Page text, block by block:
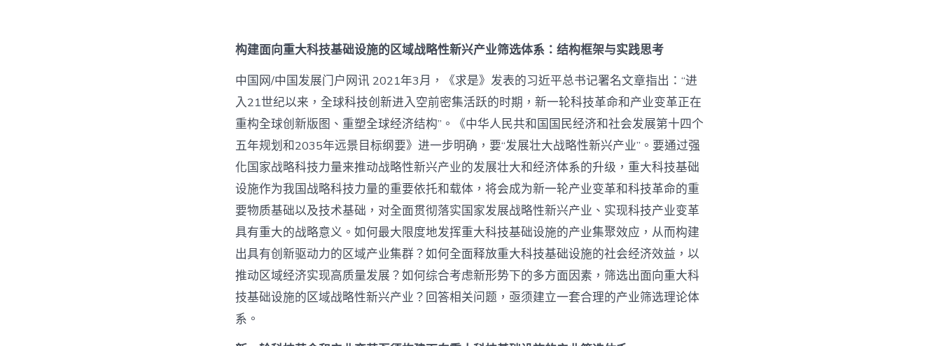
重
大
科
技
基
础
设
施
查
包
養
行
情
的
区
域
战
略
性
产
构建面向重大科技基础设施的区域战略性新兴产业筛选体系：结构框架与实践思考
中国网/中国发展门户网讯 2021年3月，《求是》发表的习近平总书记署名文章指出：“进
入21世纪以来，全球科技创新进入空前密集活跃的时期，新一轮科技革命和产业变革正在
重构全球创新版图、重塑全球经济结构”。《中华人民共和国国民经济和社会发展第十四个
五年规划和2035年远景目标纲要》进一步明确，要“发展壮大战略性新兴产业”。要通过强
化国家战略科技力量来推动战略性新兴产业的发展壮大和经济体系的升级，重大科技基础
设施作为我国战略科技力量的重要依托和载体，将会成为新一轮产业变革和科技革命的重
要物质基础以及技术基础，对全面贯彻落实国家发展战略性新兴产业、实现科技产业变革
具有重大的战略意义。如何最大限度地发挥重大科技基础设施的产业集聚效应，从而构建
出具有创新驱动力的区域产业集群？如何全面释放重大科技基础设施的社会经济效益，以
推动区域经济实现高质量发展？如何综合考虑新形势下的多方面因素，筛选出面向重大科
技基础设施的区域战略性新兴产业？回答相关问题，亟须建立一套合理的产业筛选理论体
系。